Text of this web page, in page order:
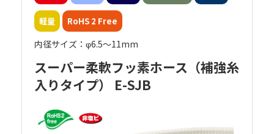
軽量 RoHS 2 Free
内径サイズ：φ6.5～11mm
スーパー柔軟フッ素ホース（補強糸
入りタイプ） E-SJB